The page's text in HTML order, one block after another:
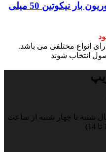
پاد یکبار مصرف لاست ویپ اوریون بار نیکوتین 50 میلی
انواع مختلفی می باشد.
انتخاب شوند
شنبه تا چهار شنبه از ساعت